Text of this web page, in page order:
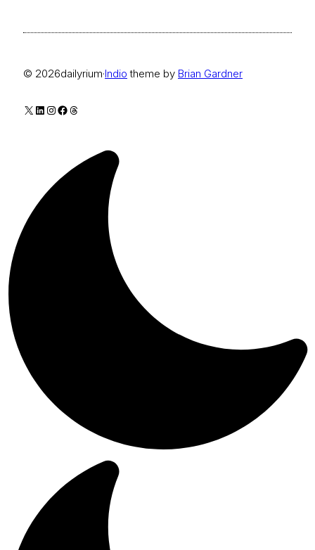
© 2026dailyrium·Indio theme by Brian Gardner
X LinkedIn
Instagram
Facebook
Threads